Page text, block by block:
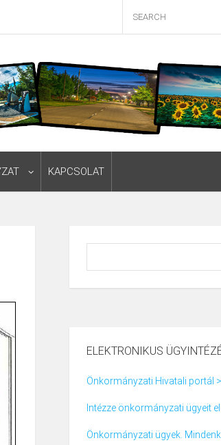
KAPCSOLAT
ELEKTRONIKUS
Önkormányzati Hivatali portál
Intézze önkormányzati ügyeit
Önkormányzati ügyek.